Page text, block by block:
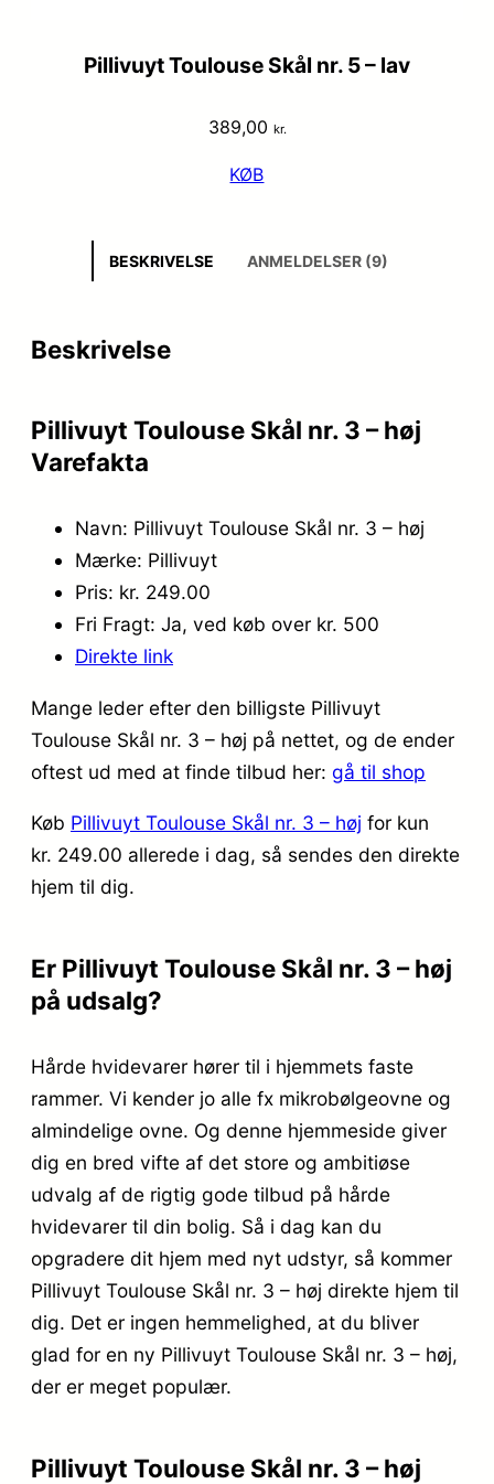
Pillivuyt Toulouse Skål nr. 5 – lav
389,00 kr.
KØB
BESKRIVELSE ANMELDELSER (9)
Beskrivelse
Pillivuyt Toulouse Skål nr. 3 – høj
Varefakta
Navn: Pillivuyt Toulouse Skål nr. 3 – høj
Mærke: Pillivuyt
Pris: kr. 249.00
Fri Fragt: Ja, ved køb over kr. 500
Direkte link
Mange leder efter den billigste Pillivuyt
Toulouse Skål nr. 3 – høj på nettet, og de ender
oftest ud med at finde tilbud her: gå til shop
Køb Pillivuyt Toulouse Skål nr. 3 – høj for kun
kr. 249.00 allerede i dag, så sendes den direkte
hjem til dig.
Er Pillivuyt Toulouse Skål nr. 3 – høj
på udsalg?
Hårde hvidevarer hører til i hjemmets faste
rammer. Vi kender jo alle fx mikrobølgeovne og
almindelige ovne. Og denne hjemmeside giver
dig en bred vifte af det store og ambitiøse
udvalg af de rigtig gode tilbud på hårde
hvidevarer til din bolig. Så i dag kan du
opgradere dit hjem med nyt udstyr, så kommer
Pillivuyt Toulouse Skål nr. 3 – høj direkte hjem til
dig. Det er ingen hemmelighed, at du bliver
glad for en ny Pillivuyt Toulouse Skål nr. 3 – høj,
der er meget populær.
Pillivuyt Toulouse Skål nr. 3 – høj